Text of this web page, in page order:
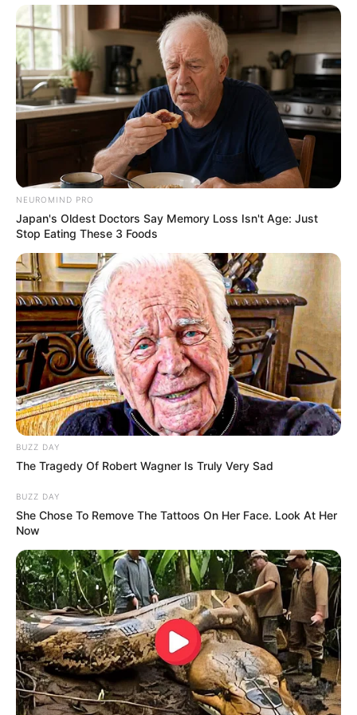
Είναι η μοναδική απόσταση των δύο ουρανίων σωμάτων
που αν διαιρεθεί με την ταχύτητα τού φωτός ανά
δευτερόλεπτο, μάς δίνει το αποτέλεσμα 1,211
δευτερόλεπτα. Το φῶς χρειάζεται ακριβώς 1,211
δευτερόλεπτα για να ταξιδέψει από την Σελήνη στην ΓΗ
όταν αυτή βρίσκεται σε απόσταση 363.300 χιλ.χιλ.
Πράγματι έχουμε 363300/300000 = 1,211 δευτερόλεπτα.
Ο αριθμός αυτός αν πολλαπλασιαστεί με το 1000 μάς
δίνει ακριβώς τον αριθμό των στίχων τής ΟΔΥΣΣΕΙΑΣ,
πράγματι 1000 Χ 1,211 = 12110. Πρώτο συμπέρασμα
λοιπόν που προκύπτει είναι πως αυτός που έγραψε τα
Ομηρικά Έπη, γνώριζε πως αυτή είναι η μοναδική
απόσταση τής Σελήνης από την ΓΗ. Που αν την
διαιρέσεις με την ταχύτητα τού φωτός ανά
δευτερόλεπτο 300.000 χιλ., μάς δίνει ακριβώς τον
αριθμό τών στίχων τής Οδύσσειας.
NEUROMIND PRO
Japan's Oldest Doctors Say Memory Loss Isn't Age: Just
Stop Eating These 3 Foods
BUZZ DAY
The Tragedy Of Robert Wagner Is Truly Very Sad
BUZZ DAY
She Chose To Remove The Tattoos On Her Face. Look At Her
Now